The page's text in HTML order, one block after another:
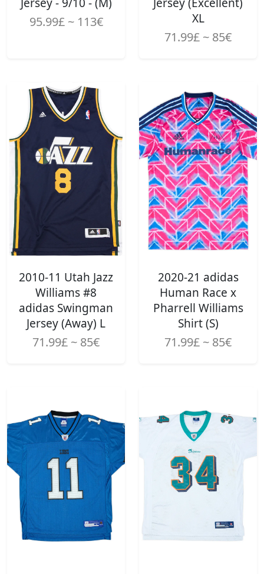
95.99£ ~ 113€
XL
71.99£ ~ 85€
2010-11 Utah Jazz
Williams #8
adidas Swingman
Jersey (Away) L
71.99£ ~ 85€
2020-21 adidas
Human Race x
Pharrell Williams
Shirt (S)
71.99£ ~ 85€